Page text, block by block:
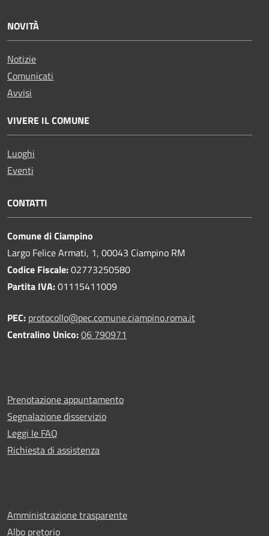
NOVITÀ
Notizie
Comunicati
Avvisi
VIVERE IL COMUNE
Luoghi
Eventi
CONTATTI
Comune di Ciampino
Largo Felice Armati, 1, 00043 Ciampino RM
Codice Fiscale:02773250580
Partita IVA:01115411009
PEC: protocollo@pec.comune.ciampino.roma.it
Centralino Unico:06 790971
Prenotazione appuntamento
Segnalazione disservizio
Leggi le FAQ
Richiesta di assistenza
Amministrazione trasparente
Albo pretorio